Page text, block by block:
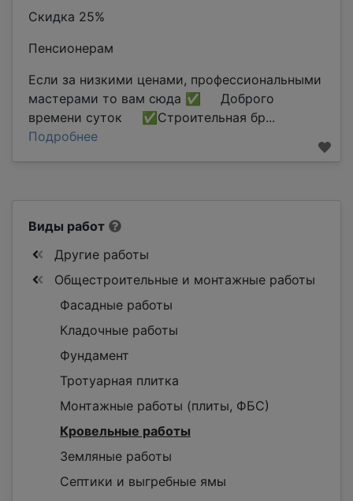
Скидка 25%
Пенсионерам
Если за низкими ценами, профессиональными
мастерами то вам сюда ✅ Доброго
времени суток ✅Строительная бр...
Подробнее
Виды работ
Другие работы
Общестроительные и монтажные работы
Фасадные работы
Кладочные работы
Фундамент
Тротуарная плитка
Монтажные работы (плиты, ФБС)
Кровельные работы
Земляные работы
Септики и выгребные ямы